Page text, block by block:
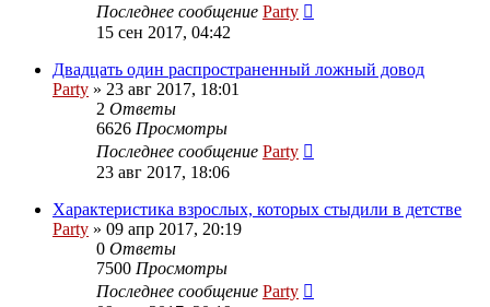
Последнее сообщение Party
15 сен 2017, 04:42
Двадцать один распространенный ложный довод
Party » 23 авг 2017, 18:01
2 Ответы
6626 Просмотры
Последнее сообщение Party
23 авг 2017, 18:06
Характеристика взрослых, которых стыдили в детстве
Party » 09 апр 2017, 20:19
0 Ответы
7500 Просмотры
Последнее сообщение Party